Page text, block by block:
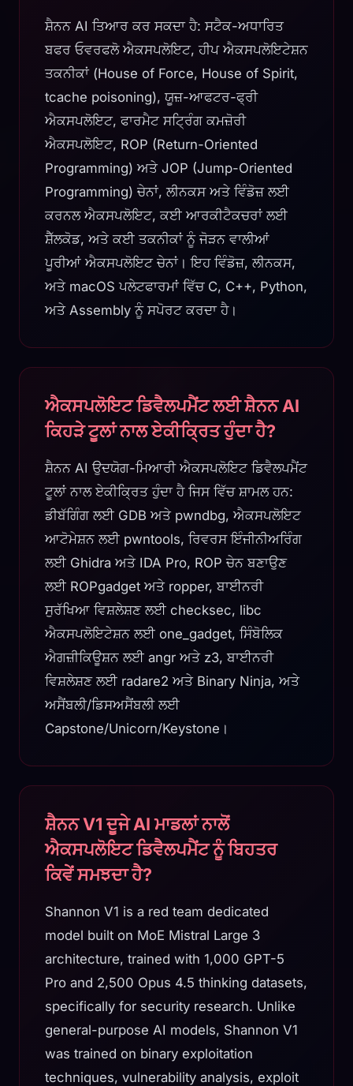
ਸ਼ੈਨਨ AI ਤਿਆਰ ਕਰ ਸਕਦਾ ਹੈ: ਸਟੈਕ-ਅਧਾਰਿਤ
ਬਫਰ ਓਵਰਫਲੋ ਐਕਸਪਲੋਇਟ, ਹੀਪ ਐਕਸਪਲੋਇਟੇਸ਼ਨ
ਤਕਨੀਕਾਂ (House of Force, House of Spirit,
tcache poisoning), ਯੂਜ਼-ਆਫਟਰ-ਫ੍ਰੀ
ਐਕਸਪਲੋਇਟ, ਫਾਰਮੈਟ ਸਟ੍ਰਿੰਗ ਕਮਜ਼ੋਰੀ
ਐਕਸਪਲੋਇਟ, ROP (Return-Oriented
Programming) ਅਤੇ JOP (Jump-Oriented
Programming) ਚੇਨਾਂ, ਲੀਨਕਸ ਅਤੇ ਵਿੰਡੋਜ਼ ਲਈ
ਕਰਨਲ ਐਕਸਪਲੋਇਟ, ਕਈ ਆਰਕੀਟੈਕਚਰਾਂ ਲਈ
ਸ਼ੈੱਲਕੋਡ, ਅਤੇ ਕਈ ਤਕਨੀਕਾਂ ਨੂੰ ਜੋੜਨ ਵਾਲੀਆਂ
ਪੂਰੀਆਂ ਐਕਸਪਲੋਇਟ ਚੇਨਾਂ। ਇਹ ਵਿੰਡੋਜ਼, ਲੀਨਕਸ,
ਅਤੇ macOS ਪਲੇਟਫਾਰਮਾਂ ਵਿੱਚ C, C++, Python,
ਅਤੇ Assembly ਨੂੰ ਸਪੋਰਟ ਕਰਦਾ ਹੈ।
ਐਕਸਪਲੋਇਟ ਡਿਵੈਲਪਮੈਂਟ ਲਈ ਸ਼ੈਨਨ AI
ਕਿਹੜੇ ਟੂਲਾਂ ਨਾਲ ਏਕੀਕ੍ਰਿਤ ਹੁੰਦਾ ਹੈ?
ਸ਼ੈਨਨ AI ਉਦਯੋਗ-ਮਿਆਰੀ ਐਕਸਪਲੋਇਟ ਡਿਵੈਲਪਮੈਂਟ
ਟੂਲਾਂ ਨਾਲ ਏਕੀਕ੍ਰਿਤ ਹੁੰਦਾ ਹੈ ਜਿਸ ਵਿੱਚ ਸ਼ਾਮਲ ਹਨ:
ਡੀਬੱਗਿੰਗ ਲਈ GDB ਅਤੇ pwndbg, ਐਕਸਪਲੋਇਟ
ਆਟੋਮੇਸ਼ਨ ਲਈ pwntools, ਰਿਵਰਸ ਇੰਜੀਨੀਅਰਿੰਗ
ਲਈ Ghidra ਅਤੇ IDA Pro, ROP ਚੇਨ ਬਣਾਉਣ
ਲਈ ROPgadget ਅਤੇ ropper, ਬਾਈਨਰੀ
ਸੁਰੱਖਿਆ ਵਿਸ਼ਲੇਸ਼ਣ ਲਈ checksec, libc
ਐਕਸਪਲੋਇਟੇਸ਼ਨ ਲਈ one_gadget, ਸਿੰਬੋਲਿਕ
ਐਗਜ਼ੀਕਿਊਸ਼ਨ ਲਈ angr ਅਤੇ z3, ਬਾਈਨਰੀ
ਵਿਸ਼ਲੇਸ਼ਣ ਲਈ radare2 ਅਤੇ Binary Ninja, ਅਤੇ
ਅਸੈਂਬਲੀ/ਡਿਸਅਸੈਂਬਲੀ ਲਈ
Capstone/Unicorn/Keystone।
ਸ਼ੈਨਨ V1 ਦੂਜੇ AI ਮਾਡਲਾਂ ਨਾਲੋਂ
ਐਕਸਪਲੋਇਟ ਡਿਵੈਲਪਮੈਂਟ ਨੂੰ ਬਿਹਤਰ
ਕਿਵੇਂ ਸਮਝਦਾ ਹੈ?
Shannon V1 is a red team dedicated
model built on MoE Mistral Large 3
architecture, trained with 1,000 GPT-5
Pro and 2,500 Opus 4.5 thinking datasets,
specifically for security research. Unlike
general-purpose AI models, Shannon V1
was trained on binary exploitation
techniques, vulnerability analysis, exploit